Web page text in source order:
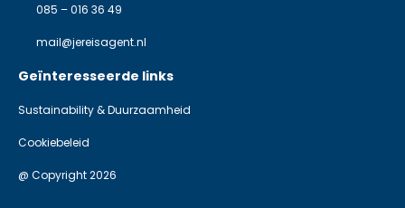
085 – 016 36 49
mail@jereisagent.nl
Geïnteresseerde links
Sustainability & Duurzaamheid
Cookiebeleid
@ Copyright 2026